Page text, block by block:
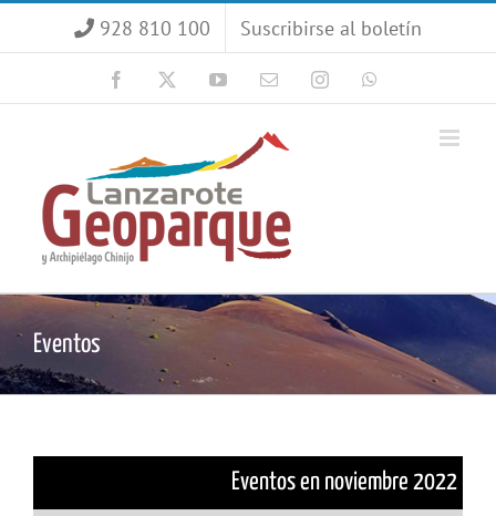
928 810 100 Suscribirse al boletín
Facebook YouTubeCorreoInstagram
Eventos
Eventos en noviembre 2022